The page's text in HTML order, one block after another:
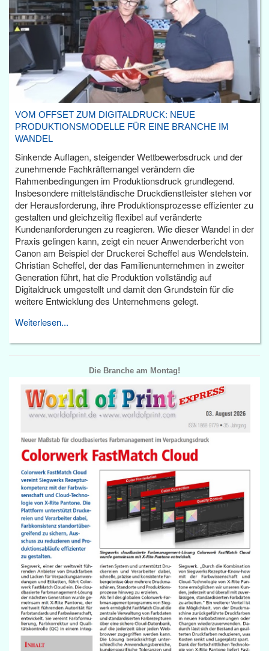
VOM OFFSET ZUM DIGITALDRUCK: NEUE
PRODUKTIONSMODELLE FÜR EINE BRANCHE IM
WANDEL
Sinkende Auflagen, steigender Wettbewerbsdruck und der
zunehmende Fachkräftemangel verändern die
Rahmenbedingungen im Produktionsdruck grundlegend.
Insbesondere mittelständische Druckdienstleister stehen vor
der Herausforderung, ihre Produktionsprozesse effizienter zu
gestalten und gleichzeitig flexibel auf veränderte
Kundenanforderungen zu reagieren. Wie dieser Wandel in der
Praxis gelingen kann, zeigt ein neuer Anwenderbericht von
Canon am Beispiel der Druckerei Scheffel aus Wendelstein.
Christian Scheffel, der das Familienunternehmen in zweiter
Generation führt, hat die Produktion vollständig auf
Digitaldruck umgestellt und damit den Grundstein für die
weitere Entwicklung des Unternehmens gelegt.
Weiterlesen...
Die Branche am Montag!